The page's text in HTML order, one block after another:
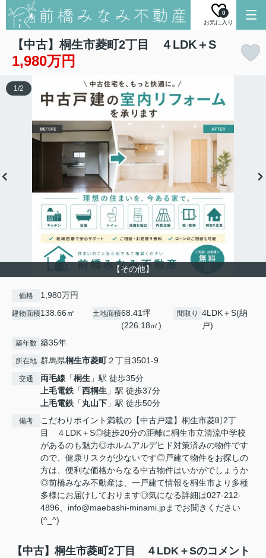
お気に入り
0
【中古】桐生市菱町2丁目 ４LDK＋S
1,980万円
【その他】
1/2
価格 1,980万円
建物面積138.66㎡ 土地面積68.41坪
(226.18㎡)
間取り
4LDK＋S(納
戸)
築年数 築35年
所在地 群馬県桐生市菱町２丁目3501-9
交通 両毛線 「桐生 」駅 徒歩35分
上毛電鉄 「西桐生 」駅 徒歩37分
上毛電鉄 「丸山下 」駅 徒歩50分
備考
こだわりポイント満載の【中古戸建】桐生市菱町2丁
目 ４LDK＋S◎徒歩20分の距離に桐生市立清流中学校
があるのも魅力◎ホルムアルデヒド対策済みの物件です
ので、健康リスクが少ないです◎戸建て物件をお探しの
方は、便利な価格からなる中古物件はいかがでしょうか
◎前橋みなみ不動産は、一戸建て情報を桐生市より多種
多様にお届けしております◎気になる詳細は027-212-
4896、info@maebashi-minami.jpまでお聞きください
(^_^)
【中古】桐生市菱町2丁目 ４LDK＋Sのコメント